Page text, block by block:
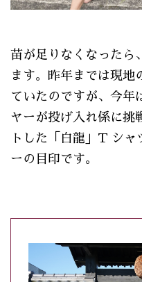
苗が足りなくなったら
ます。昨年までは現地
ていたのですが、今年
ヤーが投げ入れ係に挑
トした「白龍」T シ
ーの目印です。